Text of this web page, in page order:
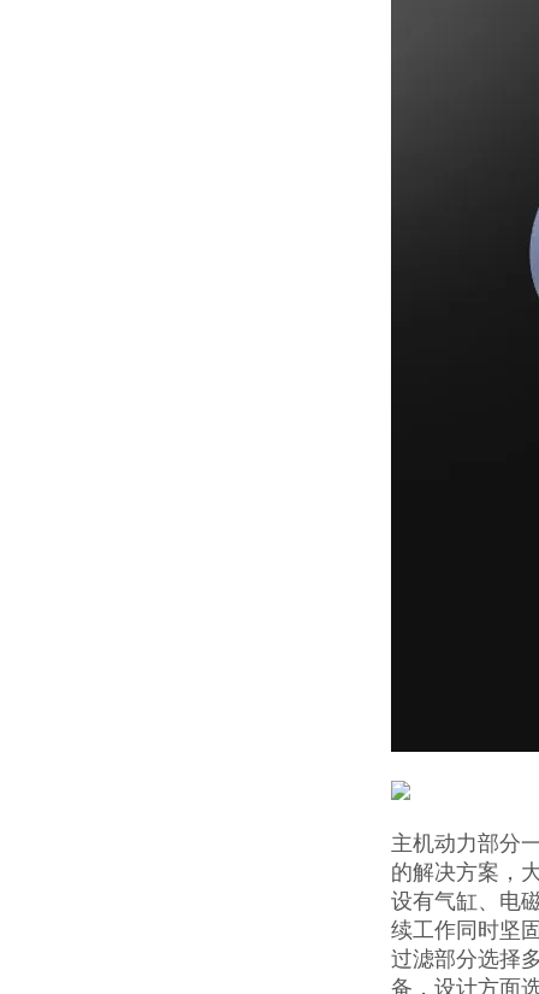
主机动力部分
的解决方案，
设有气缸、电
续工作同时坚
过滤部分选择
备，设计方面